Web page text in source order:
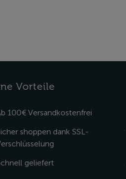
Vorteile
100€ Versandkostenfrei
shoppen dank SSL-
geliefert